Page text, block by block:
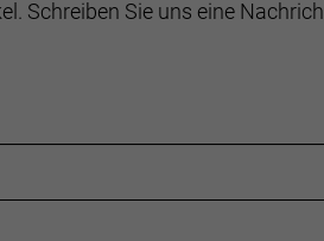
Schreiben Sie uns eine